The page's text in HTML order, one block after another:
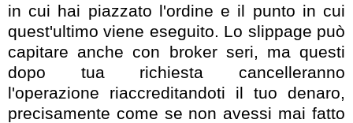
in cui hai piazzato l'ordine e il punto in cui
quest'ultimo viene eseguito. Lo slippage può
capitare anche con broker seri, ma questi
dopo tua richiesta cancelleranno
l'operazione riaccreditandoti il tuo denaro,
precisamente come se non avessi mai fatto